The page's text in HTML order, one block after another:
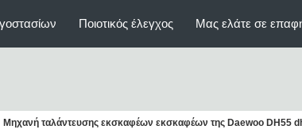
Ποιοτικός έλεγχος Μας ελάτε σε
Μηχανή ταλάντευσης εκσκαφέων εκσκαφέων της Daewoo DH55